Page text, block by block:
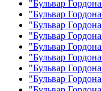
"Бульвар
"Бульвар
"Бульвар
"Бульвар
"Бульвар
"Бульвар
"Бульвар
"Бульвар